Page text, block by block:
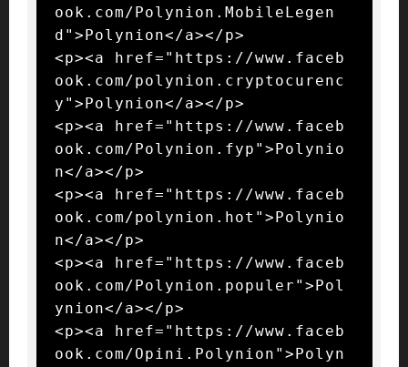
ook.com/Polynion.MobileLegen
d">Polynion</a></p>
<p><a href="https://www.faceb
ook.com/polynion.cryptocurenc
y">Polynion</a></p>
<p><a href="https://www.faceb
ook.com/Polynion.fyp">Polynio
n</a></p>
<p><a href="https://www.faceb
ook.com/polynion.hot">Polynio
n</a></p>
<p><a href="https://www.faceb
ook.com/Polynion.populer">Pol
ynion</a></p>
<p><a href="https://www.faceb
ook.com/Opini.Polynion">Polyn